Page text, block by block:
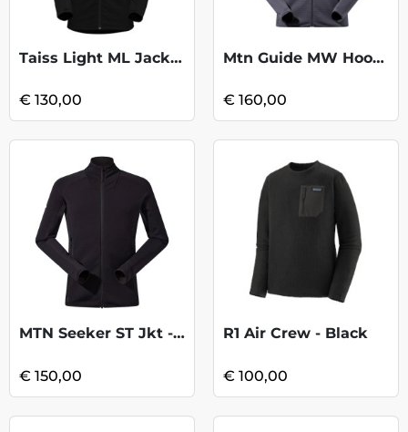
Taiss Light ML Jacket - Black
€ 130,00
Mtn Guide MW Hoody - Grey Pinstr Jet Blk
€ 160,00
MTN Seeker ST Jkt - Black
€ 150,00
R1 Air Crew - Black
€ 100,00